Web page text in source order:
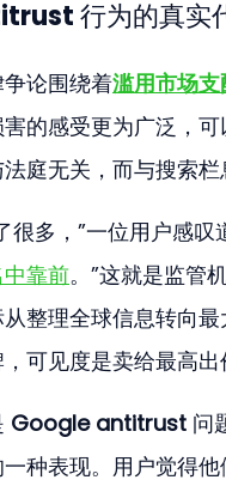
行为的真实
论围绕着滥用市场
的感受更为广泛，可
庭无关，而与搜索栏
很多，”一位用户感叹
靠前。”这就是监管
整理全球信息转向
可见度是卖给最高
Google antitrust 问
种表现。用户觉得